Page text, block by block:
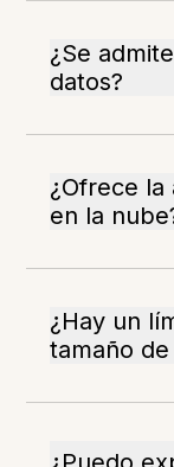
¿Se
datos?
¿Ofrece la
en la
¿Hay un
tamaño